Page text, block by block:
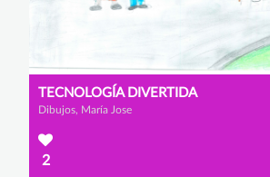
TECNOLOGÍA DIVERTIDA
Dibujos, María Jose
2